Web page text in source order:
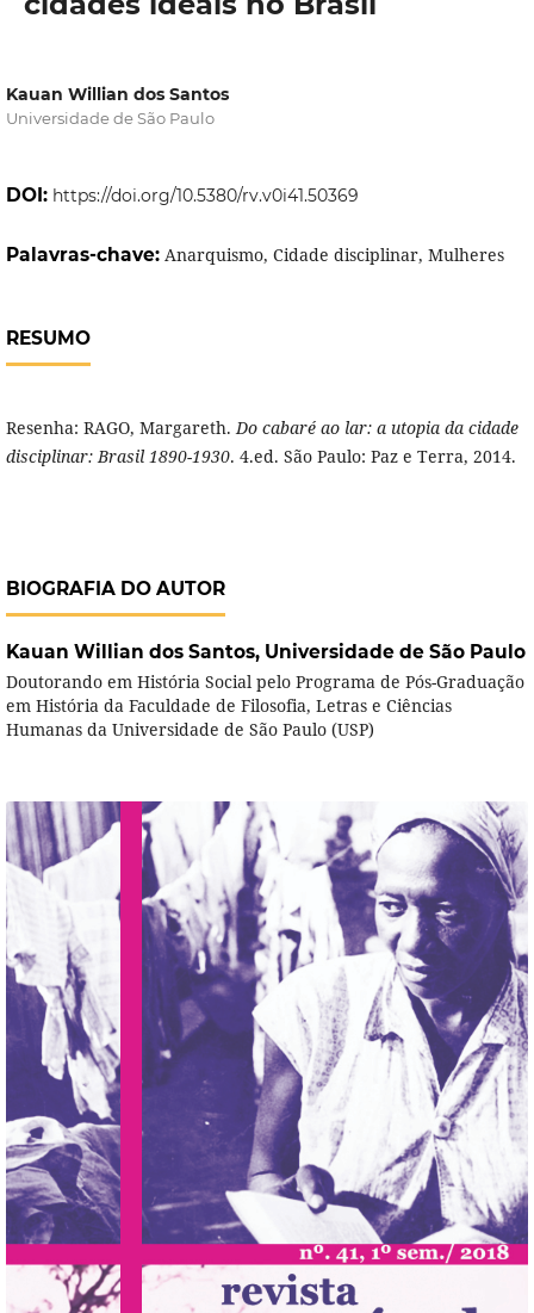
Kauan Willian dos Santos
Universidade de São Paulo
DOI: https://doi.org/10.5380/rv.v0i41.50369
Palavras-chave: Anarquismo, Cidade disciplinar, Mulheres
RESUMO
Resenha: RAGO, Margareth.Do cabaré ao lar: a utopia da cidade
disciplinar: Brasil 1890-1930. 4.ed. São Paulo: Paz e Terra, 2014.
BIOGRAFIA DO AUTOR
Kauan Willian dos Santos, Universidade de São Paulo
Doutorando em História Social pelo Programa de Pós-Graduação
em História da Faculdade de Filosofia, Letras e Ciências
Humanas da Universidade de São Paulo (USP)